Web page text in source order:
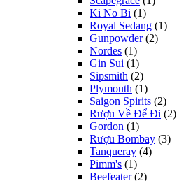
Ki No Bi (1)
Royal Sedang (1)
Gunpowder (2)
Nordes (1)
Gin Sui (1)
Sipsmith (2)
Plymouth (1)
Saigon Spirits (2)
Rượu Về Để Đi (2)
Gordon (1)
Rượu Bombay (3)
Tanqueray (4)
Pimm's (1)
Beefeater (2)